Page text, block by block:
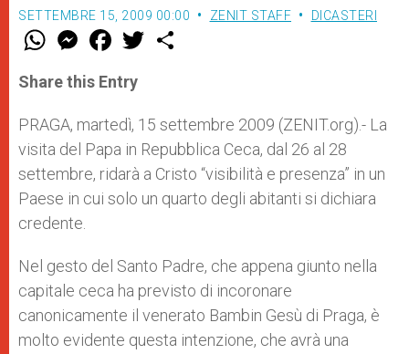
SETTEMBRE 15, 2009 00:00 ZENIT STAFF DICASTERI
W
t
s
p
p
M
e
s
e
g
e
r
F
a
e
b
o
k
w
r
Share this Entry
PRAGA, martedì, 15 settembre 2009 (ZENIT.org).- La
visita del Papa in Repubblica Ceca, dal 26 al 28
settembre, ridarà a Cristo “visibilità e presenza” in un
Paese in cui solo un quarto degli abitanti si dichiara
credente.
Nel gesto del Santo Padre, che appena giunto nella
capitale ceca ha previsto di incoronare
canonicamente il venerato Bambin Gesù di Praga, è
molto evidente questa intenzione, che avrà una